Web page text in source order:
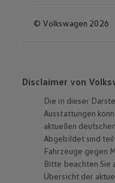
© Volkswagen 2026
Disclaimer von
Die in dieser
Ausstattungen
aktuellen
Abgebildet sind
Fahrzeuge gegen
Bitte beachten Sie
Übersicht der